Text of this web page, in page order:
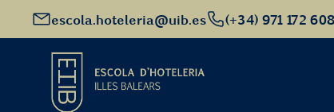
escola.hoteleria@uib.es (+34) 971 172 608